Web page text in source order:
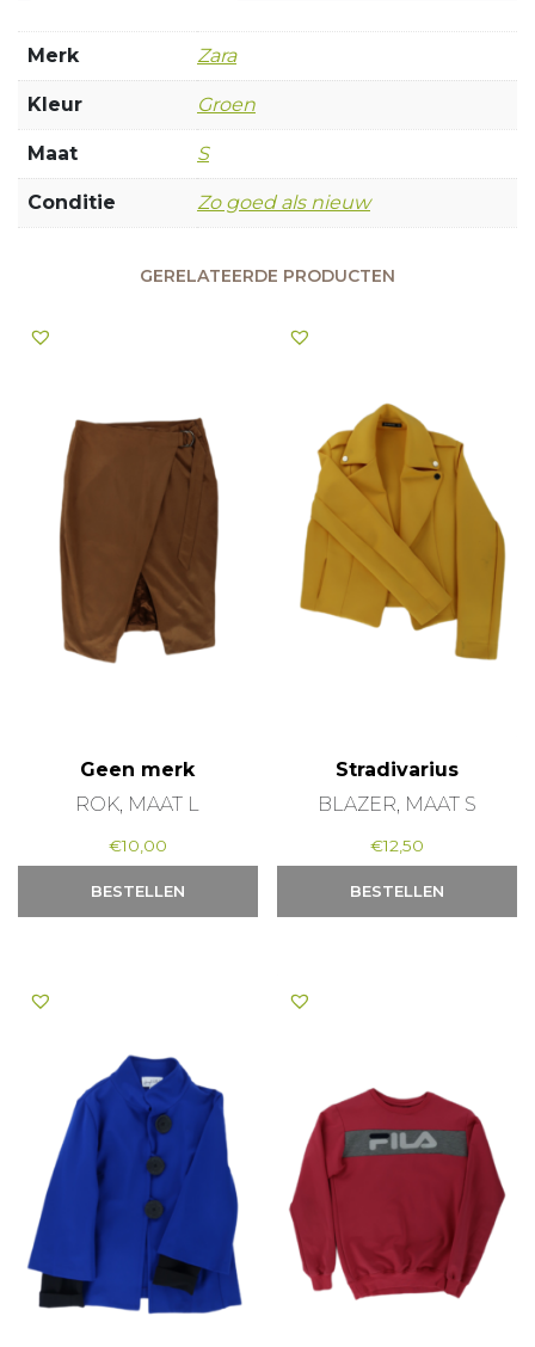
Merk Zara
Kleur Groen
Maat S
Conditie Zo goed als nieuw
GERELATEERDE PRODUCTEN
Geen merk
ROK, MAAT L
€10,00
BESTELLEN
Stradivarius
BLAZER, MAAT S
€12,50
BESTELLEN